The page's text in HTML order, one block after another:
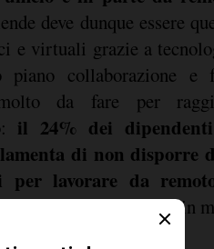
deve dunque essere
e virtuali grazie a
collaborazione e
da fare per
il 24% dei
di non disporre
per lavorare da
per supportare i clienti in